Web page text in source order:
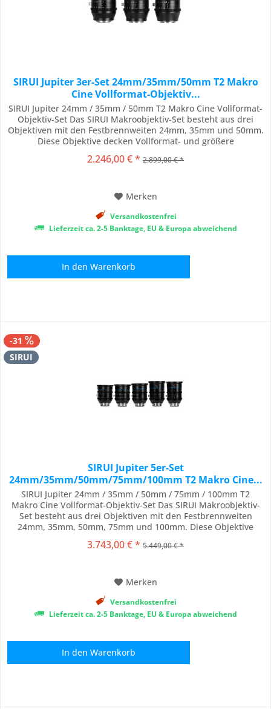
SIRUI Jupiter 3er-Set 24mm/35mm/50mm T2 Makro
Cine Vollformat-Objektiv...
SIRUI Jupiter 24mm / 35mm / 50mm T2 Makro Cine Vollformat-
Objektiv-Set Das SIRUI Makroobjektiv-Set besteht aus drei
Objektiven mit den Festbrennweiten 24mm, 35mm und 50mm.
Diese Objektive decken Vollformat- und größere
Aberration ab und können auf verschiedenen professionellen
2.246,00 € * 2.899,00 € *
Merken
Versandkostenfrei
Lieferzeit ca. 2-5 Banktage, EU & Europa abweichend
In den Warenkorb
-31
SIRUI
SIRUI Jupiter 5er-Set
24mm/35mm/50mm/75mm/100mm T2 Makro Cine...
SIRUI Jupiter 24mm / 35mm / 50mm / 75mm / 100mm T2
Makro Cine Vollformat-Objektiv-Set Das SIRUI Makroobjektiv-
Set besteht aus drei Objektiven mit den Festbrennweiten
24mm, 35mm, 50mm, 75mm und 100mm. Diese Objektive
Schärfe und minimaler optischer Aberration ab und können
3.743,00 € * 5.449,00 € *
Merken
Versandkostenfrei
Lieferzeit ca. 2-5 Banktage, EU & Europa abweichend
In den Warenkorb